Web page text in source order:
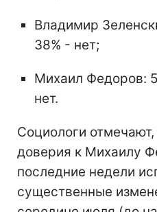
Владимир
38% - нет;
Михаил Федоров:
нет.
Социологи отмечают,
доверия к Михаилу
последние недели
существенные